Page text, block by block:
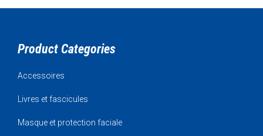
Product Categories
Accessoires
Livres et fascicules
Masque et protection faciale